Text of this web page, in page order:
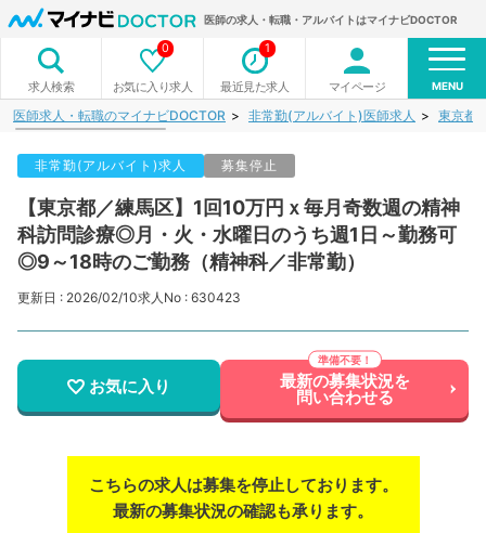
医師の求人・転職・アルバイトはマイナビDOCTOR
求人検索 お気に入り求人
0
最近見た求人
1
マイページ MENU
医師求人・転職のマイナビDOCTOR 非常勤(アルバイト)医師求人 東京都
非常勤(アルバイト)求人 募集停止
【東京都／練馬区】1回10万円ｘ毎月奇数週の精神
科訪問診療◎月・火・水曜日のうち週1日～勤務可
◎9～18時のご勤務（精神科／非常勤）
更新日 : 2026/02/10求人No : 630423
お気に入り 最新の募集状況を
問い合わせる
こちらの求人は募集を停止しております。
最新の募集状況の確認も承ります。